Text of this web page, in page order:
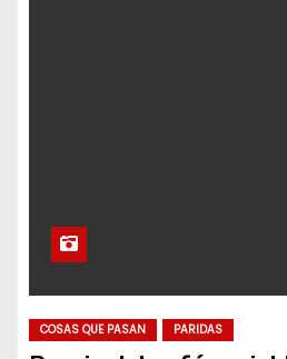
COSAS QUE PASAN PARIDAS